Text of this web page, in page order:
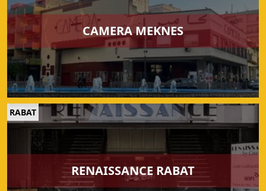
CAMERA MEKNES
RABAT
RENAISSANCE RABAT